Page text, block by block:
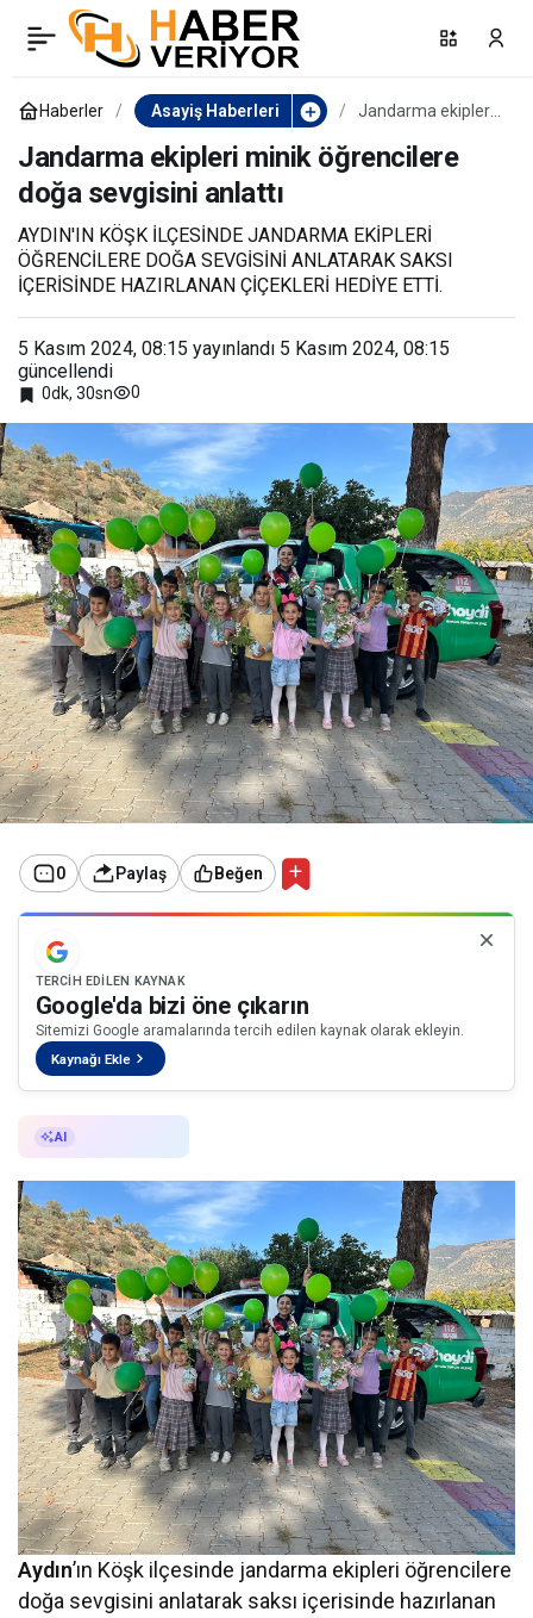
Haberler Asayiş Haberleri
Jandarma ekipleri
doğa sevgisini
anlattı
Jandarma ekipleri minik öğrencilere
doğa sevgisini anlattı
AYDIN'IN KÖŞK İLÇESİNDE JANDARMA EKİPLERİ
ÖĞRENCİLERE DOĞA SEVGİSİNİ ANLATARAK SAKSI
İÇERİSİNDE HAZIRLANAN ÇİÇEKLERİ HEDİYE ETTİ.
5 Kasım 2024, 08:15 yayınlandı 5 Kasım 2024, 08:15
güncellendi
0dk, 30sn 0
0 Paylaş Beğen
TERCIH EDILEN KAYNAK
Google'da bizi öne çıkarın
Sitemizi Google aramalarında tercih edilen kaynak olarak ekleyin.
Kaynağı Ekle
AI
Aydın’ın Köşk ilçesinde jandarma ekipleri öğrencilere
doğa sevgisini anlatarak saksı içerisinde hazırlanan
Narkoçelik-46
operasyonunda Aydın’da 2
sokak satıcısı yakalandı
Paylaş